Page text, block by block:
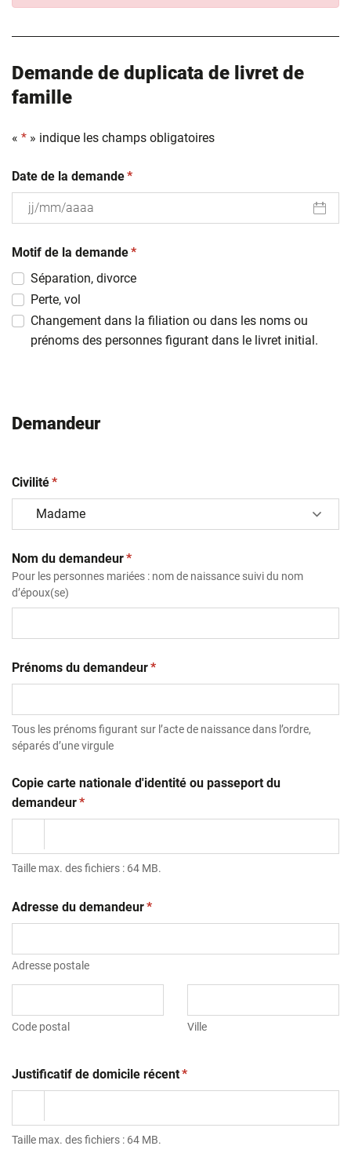
Demande de duplicata de livret de
famille
« * » indique les champs obligatoires
Date de la demande(obligatoire)
*
slash
MM
slash
AAAA
Motif de la demande(obligatoire)
*
Séparation, divorce
Perte, vol
Changement dans la filiation ou dans les noms ou
prénoms des personnes figurant dans le livret initial.
Demandeur
Civilité(obligatoire)
*
Nom du demandeur(obligatoire)
*
Pour les personnes mariées : nom de naissance suivi du nom
d’époux(se)
Prénoms du demandeur(obligatoire)
*
Tous les prénoms figurant sur l’acte de naissance dans l’ordre,
séparés d’une virgule
Copie carte nationale d'identité ou passeport du
demandeur(obligatoire)
*
Taille max. des fichiers : 64 MB.
Adresse du demandeur(obligatoire)
*
Adresse postale
Code postal Ville
Justificatif de domicile récent(obligatoire)
*
Taille max. des fichiers : 64 MB.